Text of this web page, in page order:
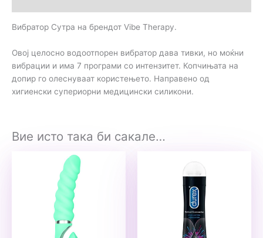
Вибратор Сутра на брендот Vibe Therapy.
Овој целосно водоотпорен вибратор дава тивки, но моќни
вибрации и има 7 програми со интензитет. Копчињата на
допир го олеснуваат користењето. Направено од
хигиенски супериорни медицински силикони.
Вие исто така би сакале…